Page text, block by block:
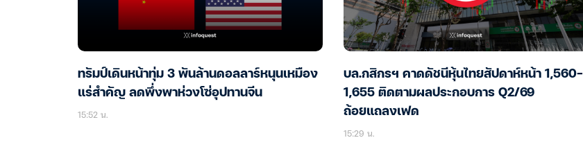
ทรัมป์เดินหน้าทุ่ม 3 พันล้านดอลลาร์หนุนเหมือง
แร่สำคัญ ลดพึ่งพาห่วงโซ่อุปทานจีน
15:52 น.
บล.กสิกรฯ คาดดัชนีหุ้นไทยสัปดาห์หน้า 1,560-
1,655 ติดตามผลประกอบการ Q2/69
ถ้อยแถลงเฟด
15:29 น.